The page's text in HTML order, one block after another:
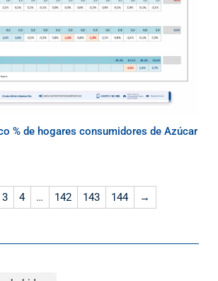
% de hogares consumidores de Azúcar
3 4 … 142 143 144 →